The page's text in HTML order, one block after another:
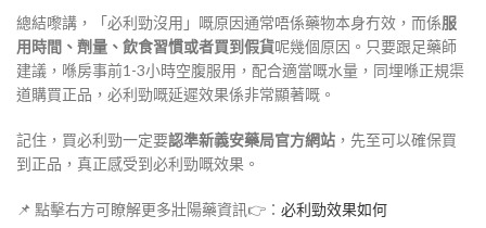
總結嚟講，「必利勁沒用」嘅原因通常唔係藥物本身冇效，而係服
用時間、劑量、飲食習慣或者買到假貨呢幾個原因。只要跟足藥師
建議，喺房事前1-3小時空腹服用，配合適當嘅水量，同埋喺正規渠
道購買正品，必利勁嘅延遲效果係非常顯著嘅。
記住，買必利勁一定要認準新義安藥局官方網站 ，先至可以確保買
到正品，真正感受到必利勁嘅效果。
📌 點擊右方可瞭解更多壯陽藥資訊👉： 必利勁效果如何